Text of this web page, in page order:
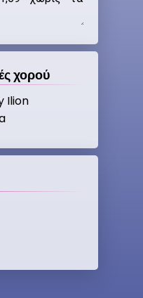
χορού
Ilion